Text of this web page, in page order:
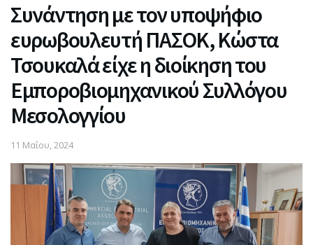
Συνάντηση με τον υποψήφιο
ευρωβουλευτή ΠΑΣΟΚ, Κώστα
Τσουκαλά είχε η διοίκηση του
Εμποροβιομηχανικού Συλλόγου
Μεσολογγίου
11 Μαΐου, 2024